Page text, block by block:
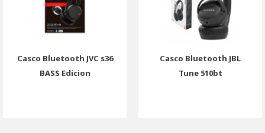
Casco Bluetooth JVC s36
BASS Edicion
Casco Bluetooth JBL
Tune 510bt